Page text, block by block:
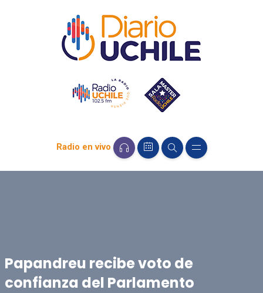
Radio en vivo
Papandreu recibe voto de
confianza del Parlamento